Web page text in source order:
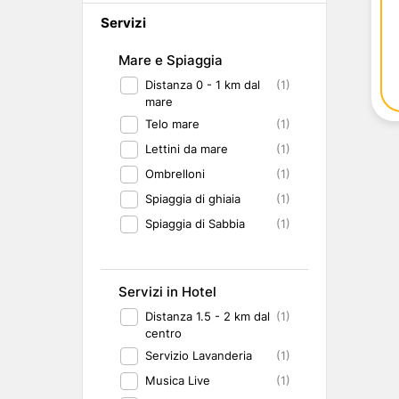
Emilia Romagna
Trentino-Alto Adige
Friuli-Venezia Giulia
Lampedusa
Gourmet &
Benessere e
Servizi
Mare e Spiaggia
Distanza 0 - 1 km dal
mare
(1)
Telo mare
(1)
Lettini da mare
(1)
Ombrelloni
(1)
Spiaggia di ghiaia
(1)
Spiaggia di Sabbia
(1)
Servizi in Hotel
Distanza 1.5 - 2 km dal
centro
(1)
Servizio Lavanderia
(1)
Musica Live
(1)